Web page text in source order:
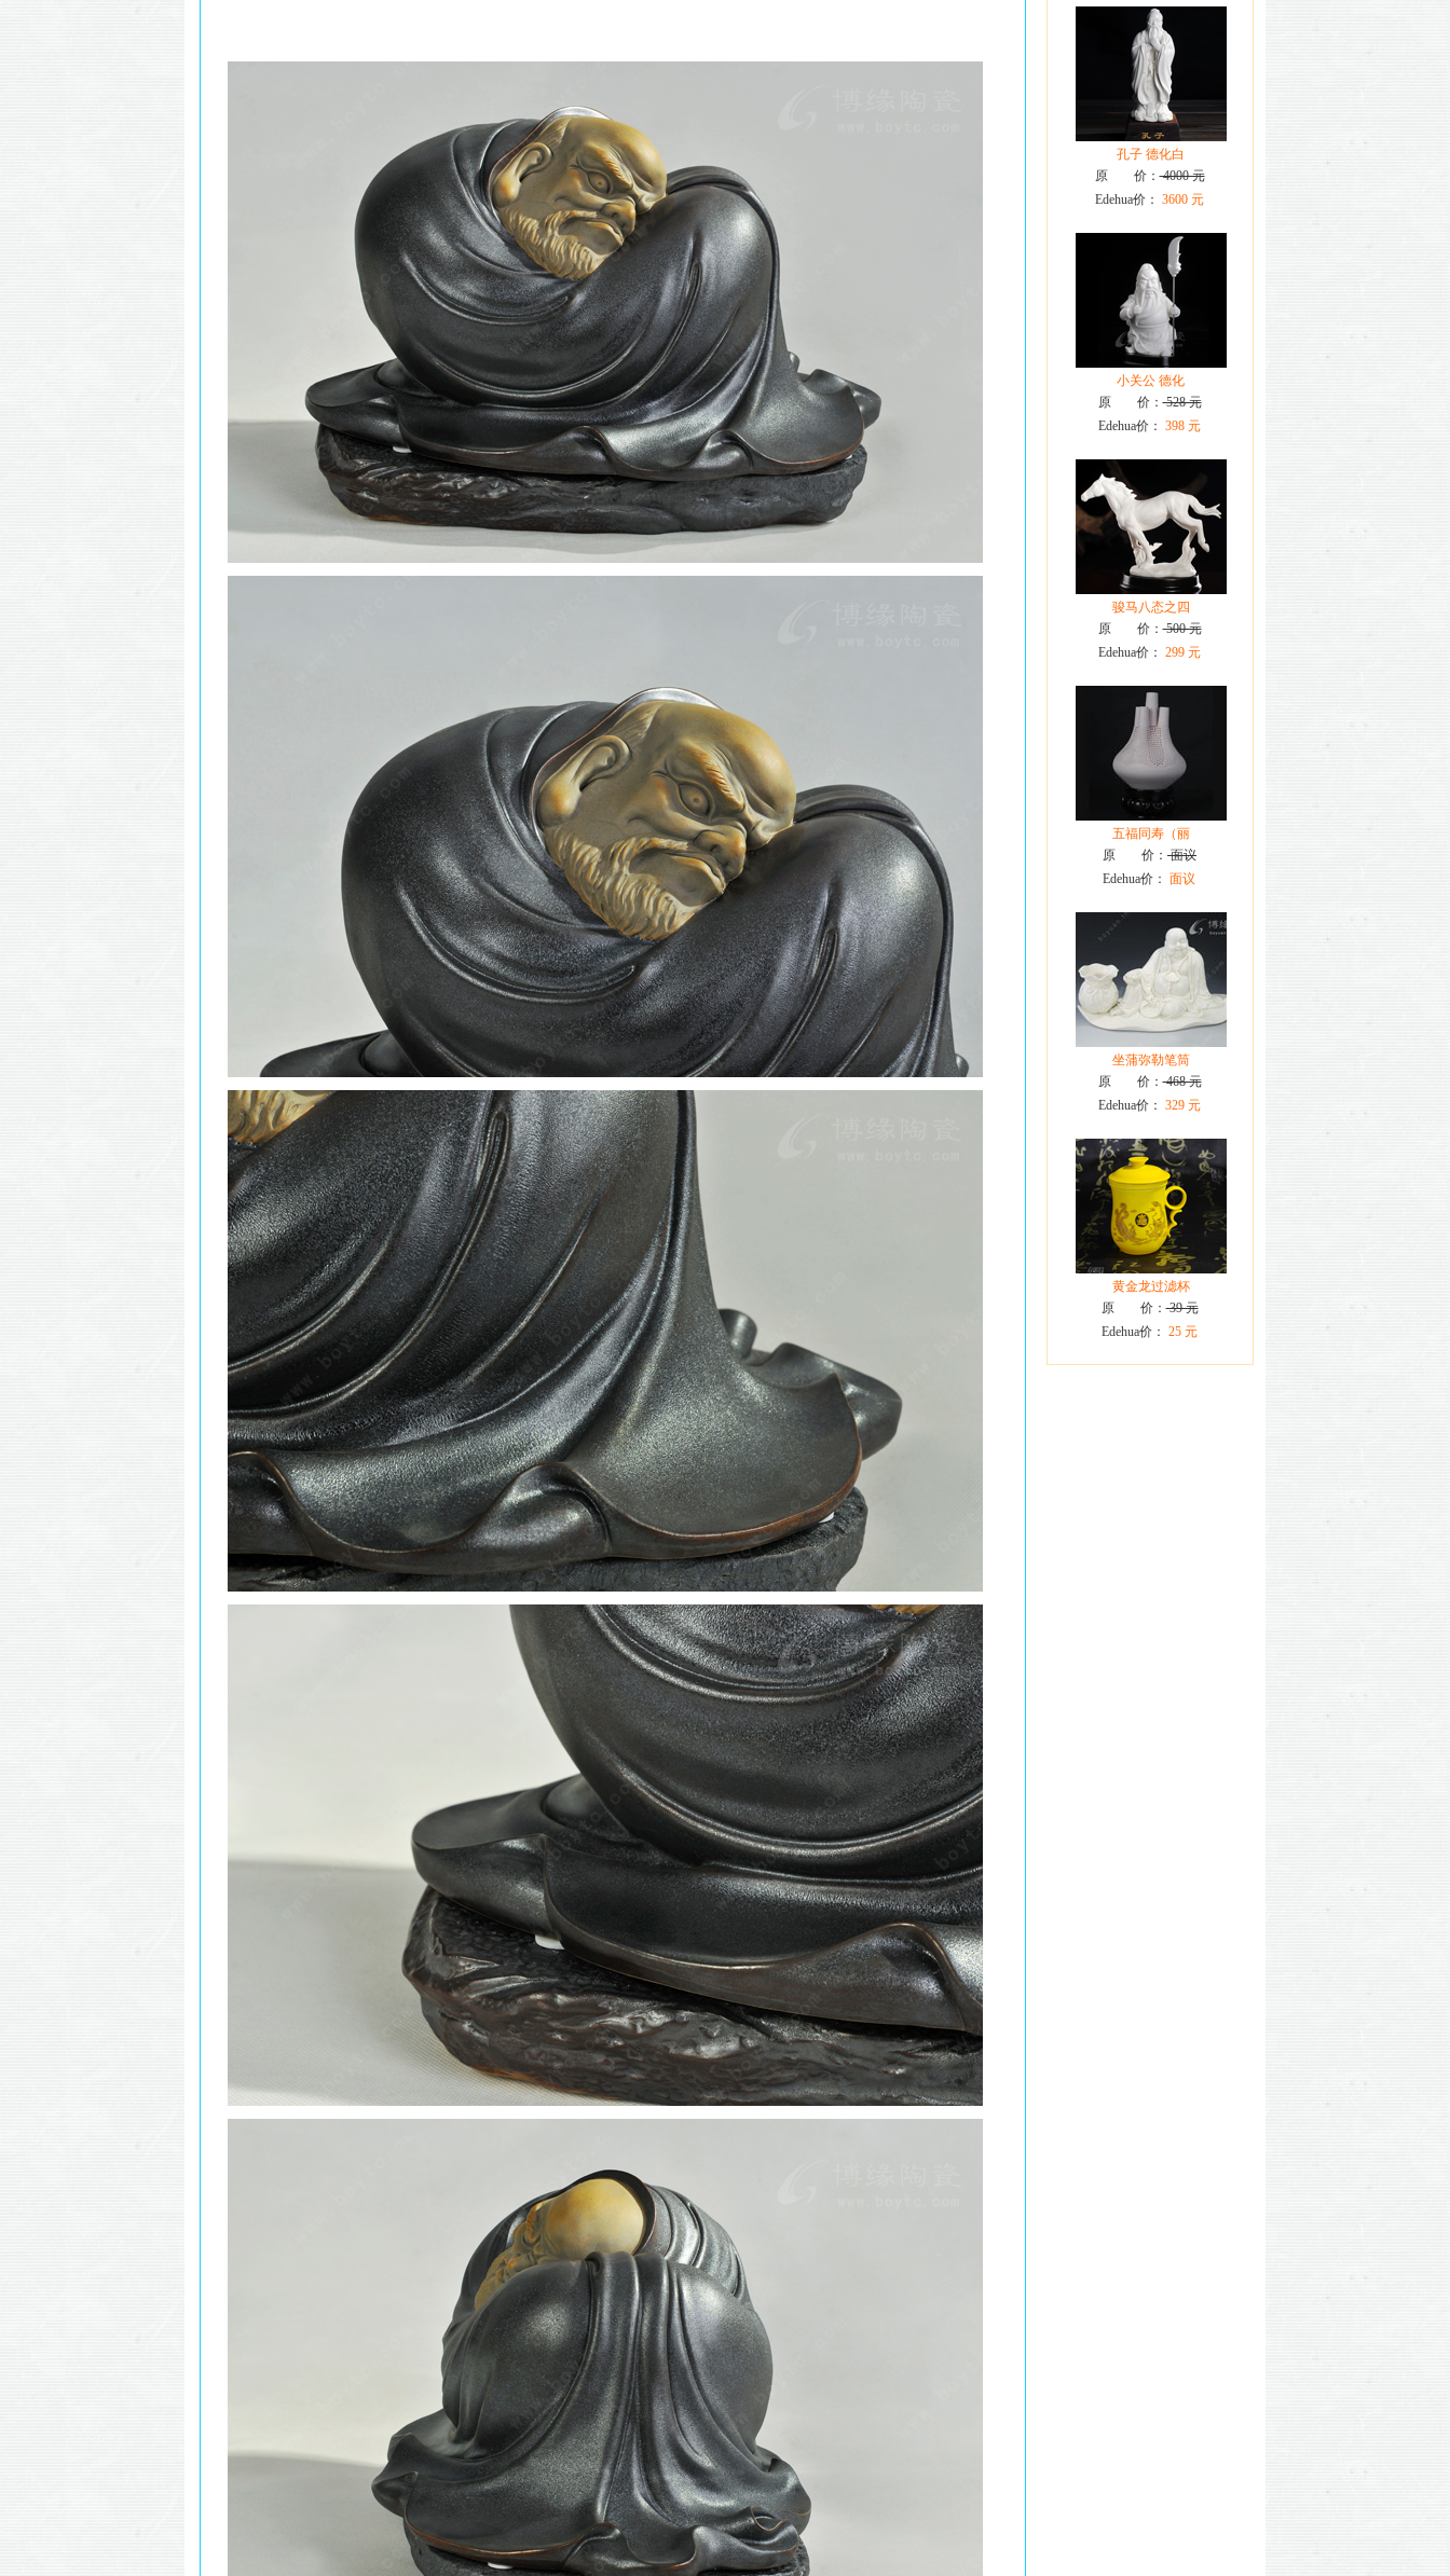
孔子 德化白
原 价：4000 元
Edehua价： 3600 元
小关公 德化
原 价：528 元
Edehua价： 398 元
骏马八态之四
原 价：500 元
Edehua价： 299 元
五福同寿（丽
原 价： 面议
Edehua价： 面议
坐蒲弥勒笔筒
原 价：468 元
Edehua价： 329 元
黄金龙过滤杯
原 价：39 元
Edehua价： 25 元